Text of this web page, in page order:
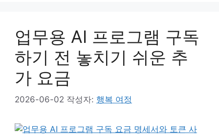
업무용 AI 프로그램 구독
하기 전 놓치기 쉬운 추
가 요금
2026-06-02 작성자: 행복 여정